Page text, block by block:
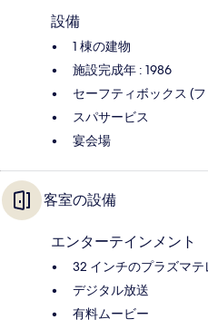
設備
1 棟の建物
施設完成年 : 1986
セーフティボックス (
スパサービス
宴会場
客室の設備
エンターテインメント
32 インチのプラズマテ
デジタル放送
有料ムービー